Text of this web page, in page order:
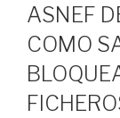
ASNEF
COMO